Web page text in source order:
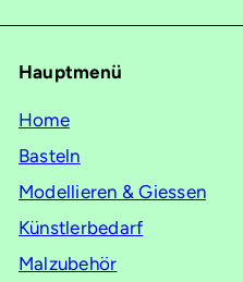
sich
unsere
an
Hauptmenü
Home
Basteln
Modellieren & Giessen
Künstlerbedarf
Malzubehör